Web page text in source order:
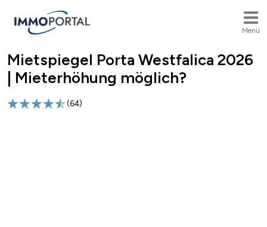
Menü
Breadcrumb
Mietspiegel Porta Westfalica 2026
| Mieterhöhung möglich?
(64)